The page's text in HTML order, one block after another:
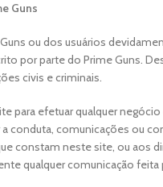
Guns
ou dos usuários
por parte do Prime Guns.
civis e criminais.
para efetuar qualquer
conduta, comunicações ou
constam neste site, ou aos
qualquer comunicação